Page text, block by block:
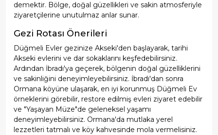
demektir. Bölge, doğal güzellikleri ve sakin atmosferiyle
ziyaretçilerine unutulmaz anlar sunar.
Gezi Rotası Önerileri
Düğmeli Evler gezinize Akseki'den başlayarak, tarihi
Akseki evlerini ve dar sokaklarını keşfedebilirsiniz.
Ardından İbradı'ya geçerek, bölgenin doğal güzelliklerini
ve sakinliğini deneyimleyebilirsiniz. İbradı'dan sonra
Ormana köyüne ulaşarak, en iyi korunmuş Düğmeli Ev
örneklerini görebilir, restore edilmiş evleri ziyaret edebilir
ve "Yaşayan Müze"de geleneksel yaşamı
deneyimleyebilirsiniz. Ormana'da mutlaka yerel
lezzetleri tatmalı ve köy kahvesinde mola vermelisiniz.